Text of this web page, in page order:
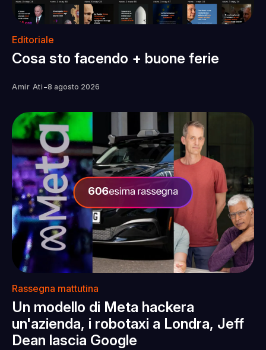
Editoriale
Cosa sto facendo + buone ferie
Amir Ati -8 agosto 2026
Rassegna mattutina
Un modello di Meta hackera
un'azienda, i robotaxi a Londra, Jeff
Dean lascia Google